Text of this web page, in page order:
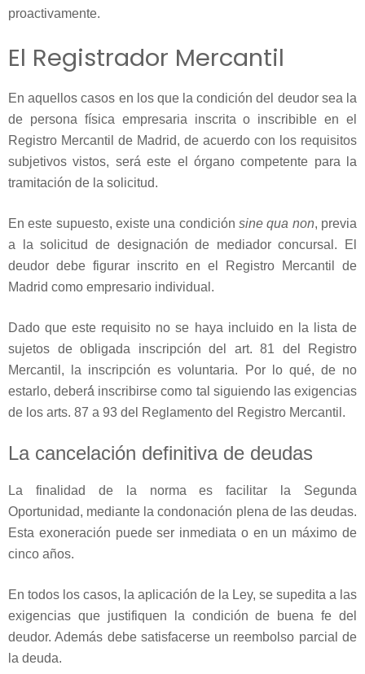
proactivamente.
El Registrador Mercantil
En aquellos casos en los que la condición del deudor sea la
de persona física empresaria inscrita o inscribible en el
Registro Mercantil de Madrid, de acuerdo con los requisitos
subjetivos vistos, será este el órgano competente para la
tramitación de la solicitud.
En este supuesto, existe una condición sine qua non, previa
a la solicitud de designación de mediador concursal. El
deudor debe figurar inscrito en el Registro Mercantil de
Madrid como empresario individual.
Dado que este requisito no se haya incluido en la lista de
sujetos de obligada inscripción del art. 81 del Registro
Mercantil, la inscripción es voluntaria. Por lo qué, de no
estarlo, deberá́ inscribirse como tal siguiendo las exigencias
de los arts. 87 a 93 del Reglamento del Registro Mercantil.
La cancelación definitiva de deudas
La finalidad de la norma es facilitar la Segunda
Oportunidad, mediante la condonación plena de las deudas.
Esta exoneración puede ser inmediata o en un máximo de
cinco años.
En todos los casos, la aplicación de la Ley, se supedita a las
exigencias que justifiquen la condición de buena fe del
deudor. Además debe satisfacerse un reembolso parcial de
la deuda.